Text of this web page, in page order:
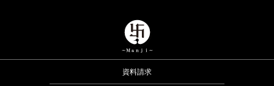
資料請求